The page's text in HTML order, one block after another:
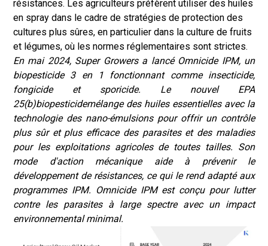
résistances. Les agriculteurs préfèrent utiliser des huiles
en spray dans le cadre de stratégies de protection des
cultures plus sûres, en particulier dans la culture de fruits
et légumes, où les normes réglementaires sont strictes.
En mai 2024, Super Growers a lancé Omnicide IPM, un
biopesticide 3 en 1 fonctionnant comme insecticide,
fongicide et sporicide. Le nouvel EPA
25(b)biopesticidemélange des huiles essentielles avec la
technologie des nano-émulsions pour offrir un contrôle
plus sûr et plus efficace des parasites et des maladies
pour les exploitations agricoles de toutes tailles. Son
mode d'action mécanique aide à prévenir le
développement de résistances, ce qui le rend adapté aux
programmes IPM. Omnicide IPM est conçu pour lutter
contre les parasites à large spectre avec un impact
environnemental minimal.